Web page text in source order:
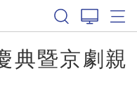
典暨京劇親